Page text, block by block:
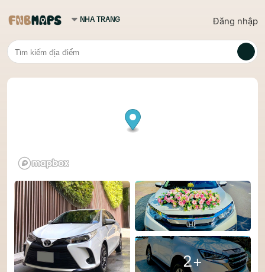
Đăng nhập
2+